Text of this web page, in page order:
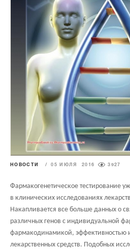
НОВОСТИ / 05 ИЮЛЯ 2016 3927
Фармакогенетическое тестирование
в клинических исследованиях
Накапливается все больше данных о
различных генов с индивидуальной
фармакодинамикой, эффективностью
лекарственных средств. Подобных